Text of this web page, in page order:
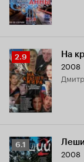
Рейтинг
Кинопоиска
2.9
2.9 На
2008
Рейтинг
Кинопоиска
6.1
2008